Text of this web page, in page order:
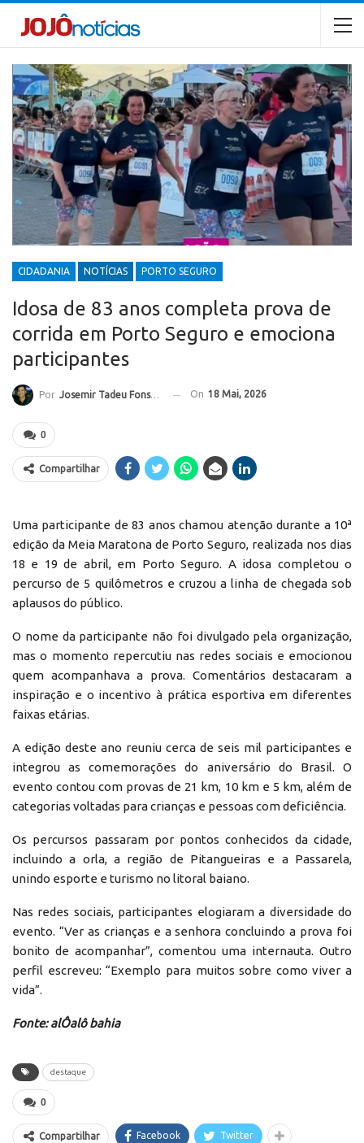
CIDADANIA NOTÍCIAS PORTO SEGURO
Idosa de 83 anos completa prova de
corrida em Porto Seguro e emociona
participantes
Por Josemir Tadeu Fonseca On 18 Mai, 2026
0
Compartilhar
Uma participante de 83 anos chamou atenção durante a 10ª
edição da Meia Maratona de Porto Seguro, realizada nos dias
18 e 19 de abril, em Porto Seguro. A idosa completou o
percurso de 5 quilômetros e cruzou a linha de chegada sob
aplausos do público.
O nome da participante não foi divulgado pela organização,
mas o momento repercutiu nas redes sociais e emocionou
quem acompanhava a prova. Comentários destacaram a
inspiração e o incentivo à prática esportiva em diferentes
faixas etárias.
A edição deste ano reuniu cerca de seis mil participantes e
integrou as comemorações do aniversário do Brasil. O
evento contou com provas de 21 km, 10 km e 5 km, além de
categorias voltadas para crianças e pessoas com deficiência.
Os percursos passaram por pontos conhecidos da cidade,
incluindo a orla, a região de Pitangueiras e a Passarela,
unindo esporte e turismo no litoral baiano.
Nas redes sociais, participantes elogiaram a diversidade do
evento. “Ver as crianças e a senhora concluindo a prova foi
bonito de acompanhar”, comentou uma internauta. Outro
perfil escreveu: “Exemplo para muitos sobre como viver a
vida”.
Fonte: alÔalô bahia
destaque
0
Compartilhar Facebook Twitter